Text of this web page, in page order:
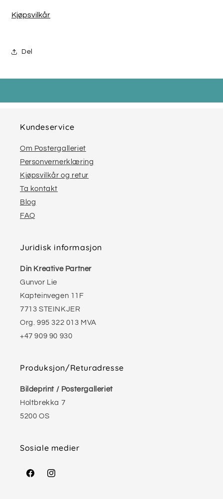
Kjøpsvilkår
Del
Kundeservice
Om Postergalleriet
Personvernerklæring
Kjøpsvilkår og retur
Ta kontakt
Blog
FAQ
Juridisk informasjon
Din Kreative Partner
Gunvor Lie
Kapteinvegen 11F
7713 STEINKJER
Org. 995 322 013 MVA
+47 909 90 930
Produksjon/Returadresse
Bildeprint / Postergalleriet
Holtbrekka 7
5200 OS
Sosiale medier
FacebookInstagram